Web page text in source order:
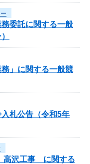
委託に関する一般
務」に関する一般競
札公告（令和5年
高沢工事 に関する